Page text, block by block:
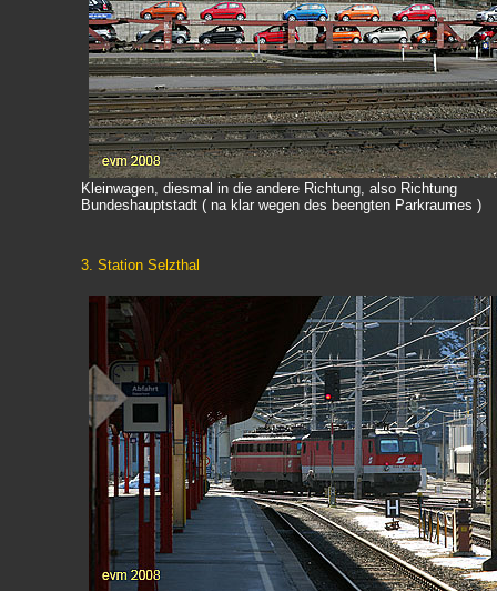
Kleinwagen, diesmal in die andere Richtung, also Richtung
Bundeshauptstadt ( na klar wegen des beengten Parkraumes )
3. Station Selzthal